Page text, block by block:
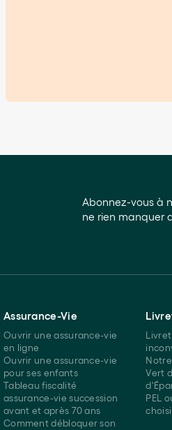
Abonnez-vous à
ne rien manquer
Assurance-Vie
Ouvrir une assurance-vie
en ligne
Ouvrir une assurance-vie
pour ses enfants
Tableau fiscalité
assurance-vie succession
avant et après 70 ans
Comment débloquer son
Vert
PEL